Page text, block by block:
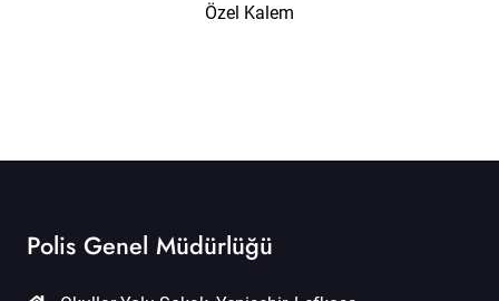
Özel Kalem
Polis Genel Müdürlüğü